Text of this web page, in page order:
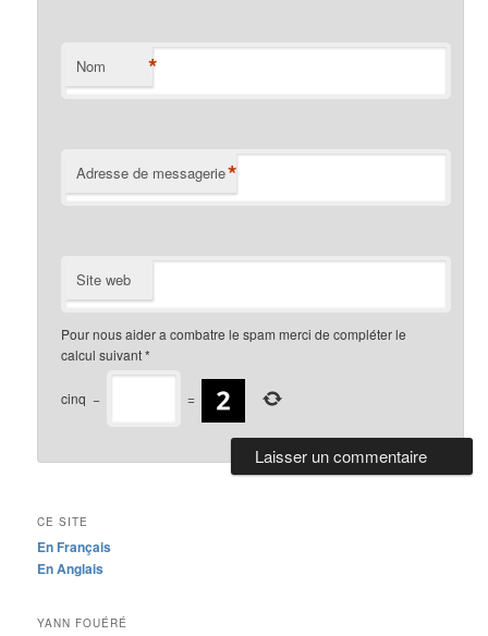
Nom *
Adresse de messagerie*
Site web
Pour nous aider a combatre le spam merci de compléter le
calcul suivant*
cinq − =
CE SITE
En Français
En Anglais
YANN FOUÉRÉ